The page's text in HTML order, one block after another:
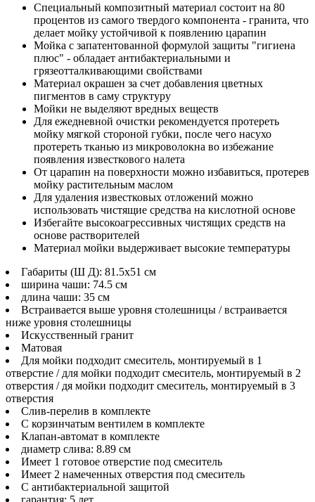
Специальный композитный материал состоит на 80
процентов из самого твердого компонента - гранита, что
делает мойку устойчивой к появлению царапин
Мойка с запатентованной формулой защиты "гигиена
плюс" - обладает антибактериальными и
грязеотталкивающими свойствами
Материал окрашен за счет добавления цветных
пигментов в саму структуру
Мойки не выделяют вредных веществ
Для ежедневной очистки рекомендуется протереть
мойку мягкой стороной губки, после чего насухо
протереть тканью из микроволокна во избежание
появления известкового налета
От царапин на поверхности можно избавиться, протерев
мойку растительным маслом
Для удаления известковых отложений можно
использовать чистящие средства на кислотной основе
Избегайте высокоагрессивных чистящих средств на
основе растворителей
Материал мойки выдерживает высокие температуры
Габариты (Ш Д): 81.5x51 см
ширина чаши: 74.5 см
длина чаши: 35 см
Встраивается выше уровня столешницы / встраивается
ниже уровня столешницы
Искусственный гранит
Матовая
Для мойки подходит смеситель, монтируемый в 1
отверстие / для мойки подходит смеситель, монтируемый в 2
отверстия / дя мойки подходит смеситель, монтируемый в 3
отверстия
Слив-перелив в комплекте
С корзинчатым вентилем в комплекте
Клапан-автомат в комплекте
диаметр слива: 8.89 см
Имеет 1 готовое отверстие под смеситель
Имеет 2 намеченных отверстия под смеситель
С антибактериальной защитой
гарантия: 5 лет